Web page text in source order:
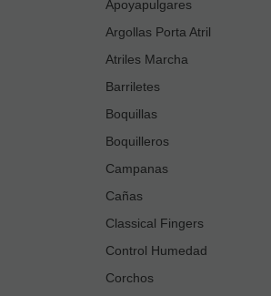
Apoyapulgares
Argollas Porta Atril
Atriles Marcha
Barriletes
Boquillas
Boquilleros
Campanas
Cañas
Classical Fingers
Control Humedad
Corchos